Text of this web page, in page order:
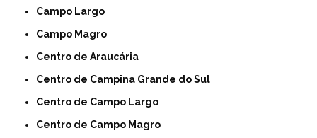
Campo Largo
Campo Magro
Centro de Araucária
Centro de Campina Grande do Sul
Centro de Campo Largo
Centro de Campo Magro